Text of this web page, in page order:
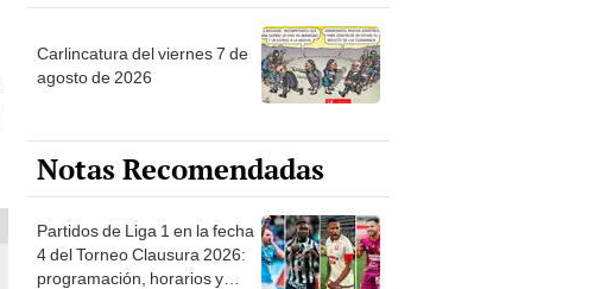
Carlincatura del viernes 7 de
agosto de 2026
Notas Recomendadas
Partidos de Liga 1 en la fecha
4 del Torneo Clausura 2026:
programación, horarios y